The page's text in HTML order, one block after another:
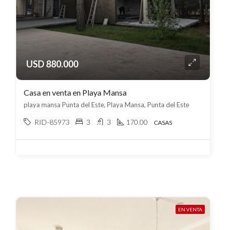
USD 880.000
Casa en venta en Playa Mansa
playa mansa Punta del Este, Playa Mansa, Punta del Este
RID-85973 3 3 170.00 CASAS
EN VENTA